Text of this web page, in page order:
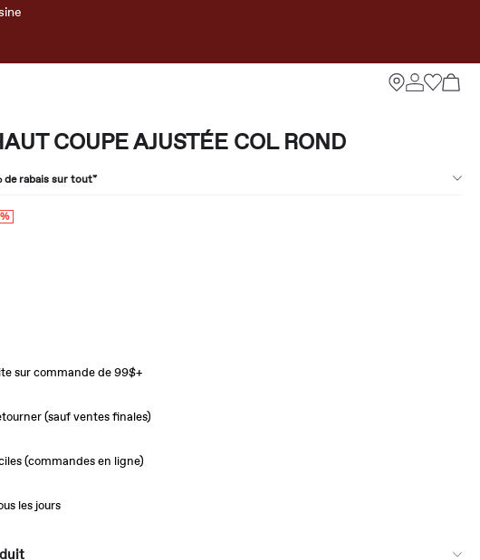
COUPE AJUSTÉE COL ROND
de rabais sur tout*
sur commande de 99$+
(sauf ventes finales)
(commandes en ligne)
les jours